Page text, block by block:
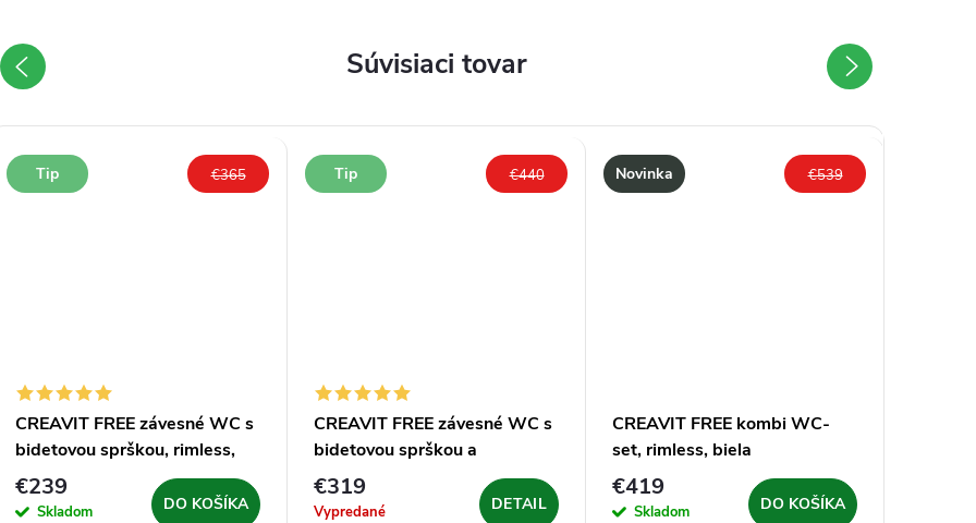
Súvisiaci tovar
Tip €365
CREAVIT FREE závesné WC s
bidetovou sprškou, rimless,
biela
€239
Skladom DO KOŠÍKA
Tip €440
CREAVIT FREE závesné WC s
bidetovou sprškou a
integrovanou batériou na
studenú a teplú vodu, rimless,
€319
Vypredané DETAIL
Novinka €539
CREAVIT FREE kombi WC-
set, rimless, biela
€419
Skladom DO KOŠÍKA